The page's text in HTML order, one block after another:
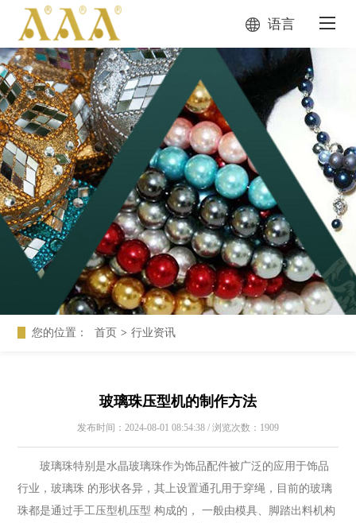
语言
您的位置： 首页 > 行业资讯
玻璃珠压型机的制作方法
发布时间：2024-08-01 08:54:38 / 浏览次数：1909
玻璃珠特别是水晶玻璃珠作为饰品配件被广泛的应用于饰品
行业，玻璃珠 的形状各异，其上设置通孔用于穿绳，目前的玻璃
珠都是通过手工压型机压型 构成的， 一般由模具、脚踏出料机构